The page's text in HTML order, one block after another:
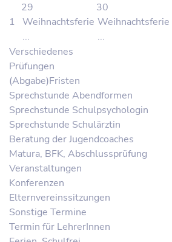
1
29
Weihnachtsferie
...
30
Weihnachtsferie
...
Verschiedenes
Prüfungen
(Abgabe)Fristen
Sprechstunde Abendformen
Sprechstunde Schulpsychologin
Sprechstunde Schulärztin
Beratung der Jugendcoaches
Matura, BFK, Abschlussprüfung
Veranstaltungen
Konferenzen
Elternvereinssitzungen
Sonstige Termine
Termin für LehrerInnen